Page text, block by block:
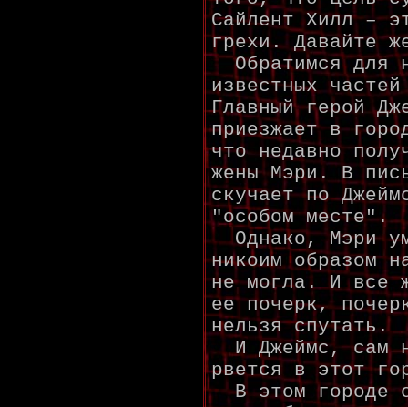
Сайлент Хилл –
грехи. Давайте
Обратимся для
известных
Главный герой
приезжает в
что недавно
жены Мэри. В
скучает по
"особом месте".
Однако, Мэри
никоим образом
не могла. И все
ее почерк,
нельзя спутать.
И Джеймс, сам
рвется в этот
В этом городе